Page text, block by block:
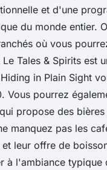
et d'une
du monde entier.
où vous
Tales & Spirits est
in Plain Sight
Vous pourrez
propose des
manquez pas les
leur offre de
à l'ambiance typique